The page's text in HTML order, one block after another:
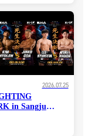
2026.07.25
in Sangju
戦・3対3が決